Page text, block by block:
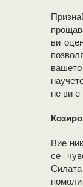
ви
не ви е
Вие
се